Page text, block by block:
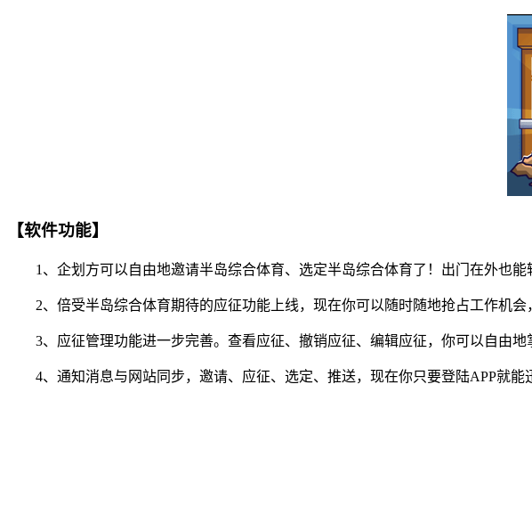
【软件功能】
1、企划方可以自由地邀请半岛综合体育、选定半岛综合体育了！出门在外也能
2、倍受半岛综合体育期待的应征功能上线，现在你可以随时随地抢占工作机会
3、应征管理功能进一步完善。查看应征、撤销应征、编辑应征，你可以自由地
4、通知消息与网站同步，邀请、应征、选定、推送，现在你只要登陆APP就能